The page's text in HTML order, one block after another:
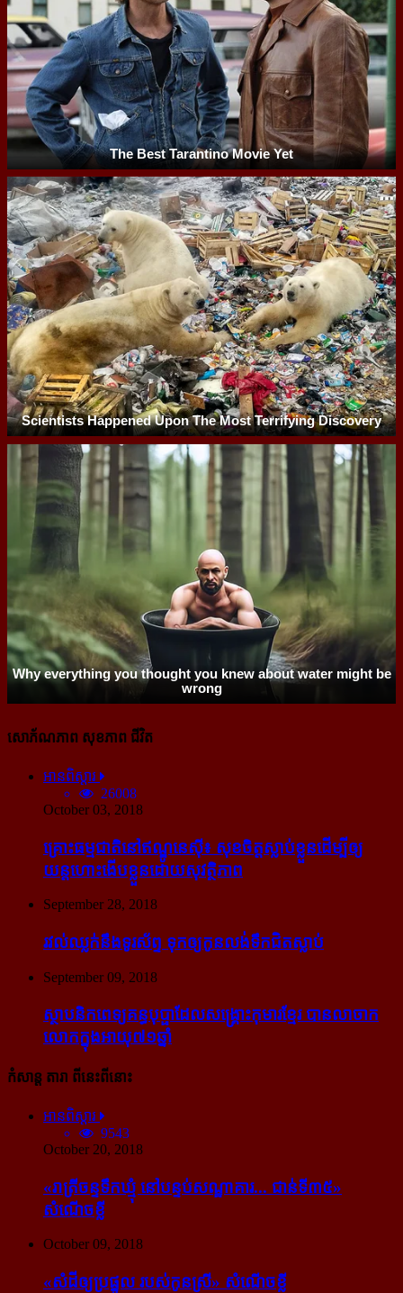
សោភ័ណភាព សុខភាព ជីវិត
អានពិស្ដារ
26008
October 03, 2018
គ្រោះធម្មជាតិនៅឥណ្ឌូនេស៊ី៖ សុខចិត្ត​ស្លាប់​ខ្លួន​ដើម្បី​ឲ្យ​
យន្ដហោះ​ងើប​ខ្លួន​ដោយ​សុវត្ថិភាព
September 28, 2018
រវល់​ឈ្លក់​នឹង​ទូរស័ព្ទ ទុក​ឲ្យ​កូន​លង់​ទឹក​ជិត​ស្លាប់
September 09, 2018
ស្ថាបនិក​ពេទ្យ​គន្ធបុប្ផា​ដែល​សង្គ្រោះ​កុមារ​ខ្មែរ​ បាន​លាចាក​
លោក​ក្នុង​អាយុ​៧១ឆ្នាំ
កំសាន្ដ តារា ពីនេះពីនោះ
អានពិស្ដារ
9543
October 20, 2018
«រាត្រីចន្ទទឹកឃ្មុំ នៅបន្ទប់សណ្ឋាគារ... ជាន់ទី៣៥»
សំណើចខ្លី
October 09, 2018
«សំដី​ឲ្យ​ប្រផ្នូល របស់​កូនស្រី» សំណើចខ្លី